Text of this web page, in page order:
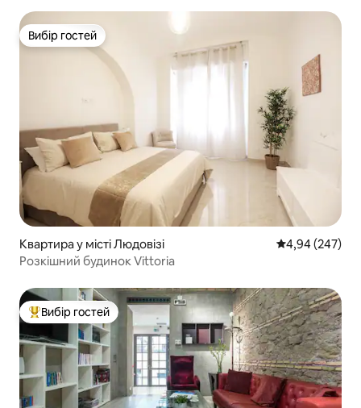
Вибір гостей
Вибір гостей
Квартира у місті Людовізі Середня
4,94 (247)
Розкішний будинок Vittoria
Топ вибір гостей
Вибір гостей